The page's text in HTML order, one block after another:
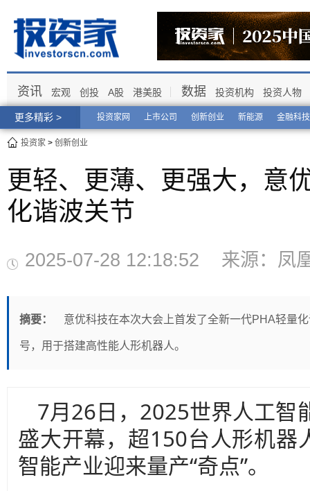
更多精彩 > 投资家网 上市公司 创新创业 新能源 金融科技
资讯 宏观 创投 A股 港美股 数据 投资机构 投资人物
投资家 > 创新创业
更轻、更薄、更强大，意
化谐波关节
2025-07-28 12:18:52 来源：
摘要： 意优科技在本次大会上首发了全新一代PHA轻量
号，用于搭建高性能人形机器人。
7月26日，2025世界人工智
盛大开幕，超150台人形机器
智能产业迎来量产“奇点”。